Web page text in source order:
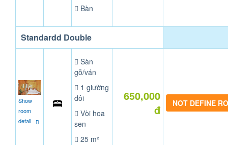
Bàn
Standardd Double
Show
room
detail
Sàn
gỗ/ván
1 giường
đôi
Vòi hoa
sen
25 m²
650,000
đ
NOT DEFINE